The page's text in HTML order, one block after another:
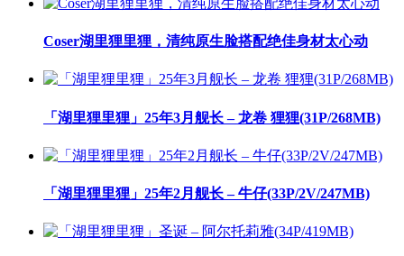
Coser湖里狸里狸，清纯原生脸搭配绝佳身材太心动
「湖里狸里狸」25年3月舰长 – 龙卷 狸狸(31P/268MB)
「湖里狸里狸」25年2月舰长 – 牛仔(33P/2V/247MB)